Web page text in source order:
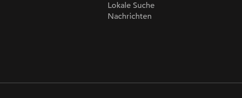
Lokale Suche
Nachrichten